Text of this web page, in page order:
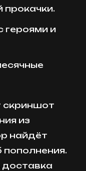
героями и
скриншот
из
найдёт
доставка